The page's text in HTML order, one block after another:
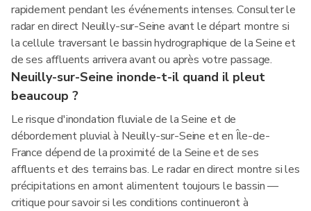
rapidement pendant les événements intenses. Consulter le
radar en direct Neuilly-sur-Seine avant le départ montre si
la cellule traversant le bassin hydrographique de la Seine et
de ses affluents arrivera avant ou après votre passage.
Neuilly-sur-Seine inonde-t-il quand il pleut
beaucoup ?
Le risque d'inondation fluviale de la Seine et de
débordement pluvial à Neuilly-sur-Seine et en Île-de-
France dépend de la proximité de la Seine et de ses
affluents et des terrains bas. Le radar en direct montre si les
précipitations en amont alimentent toujours le bassin —
critique pour savoir si les conditions continueront à